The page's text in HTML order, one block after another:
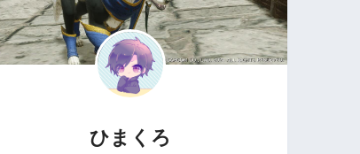
ひまくろ